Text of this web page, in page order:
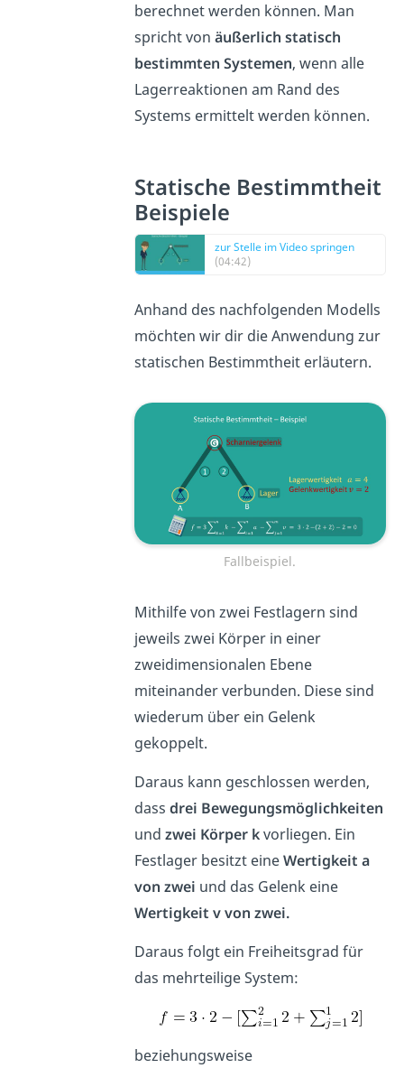
berechnet werden können. Man
spricht von äußerlich statisch
bestimmten Systemen, wenn alle
Lagerreaktionen am Rand des
Systems ermittelt werden können.
Statische Bestimmtheit
Beispiele
zur Stelle im Video springen
(04:42)
Anhand des nachfolgenden Modells
möchten wir dir die Anwendung zur
statischen Bestimmtheit erläutern.
Fallbeispiel.
Mithilfe von zwei Festlagern sind
jeweils zwei Körper in einer
zweidimensionalen Ebene
miteinander verbunden. Diese sind
wiederum über ein Gelenk
gekoppelt.
Daraus kann geschlossen werden,
dass drei Bewegungsmöglichkeiten
und zwei Körper kvorliegen. Ein
Festlager besitzt eineWertigkeit a
von zwei und das Gelenk eine
Wertigkeit v von zwei.
Daraus folgt ein Freiheitsgrad für
das mehrteilige System:
beziehungsweise